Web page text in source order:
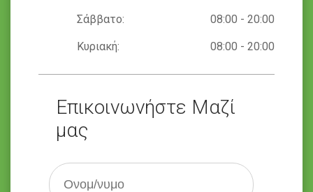
Επικοινωνήστε Μαζί
μας
Σάββατο: 08:00 - 20:00
Κυριακή: 08:00 - 20:00